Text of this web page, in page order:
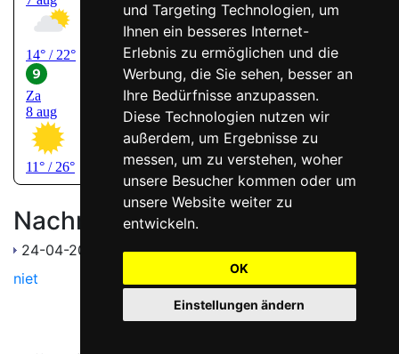
und Targeting Technologien, um
Ihnen ein besseres Internet-
Erlebnis zu ermöglichen und die
Werbung, die Sie sehen, besser an
Ihre Bedürfnisse anzupassen.
Diese Technologien nutzen wir
außerdem, um Ergebnisse zu
messen, um zu verstehen, woher
unsere Besucher kommen oder um
unsere Website weiter zu
entwickeln.
OK
Einstellungen ändern
Nachrichten
24-04-2013
Algemeen Dagblad: Naturisten frunniken
niet